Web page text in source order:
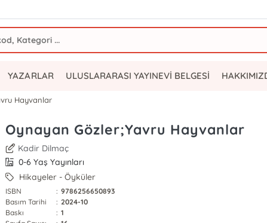
YAZARLAR ULUSLARARASI YAYINEVİ BELGESİ
Hayvanlar
Oynayan Gözler;Yavru Hayvanlar
Kadir Dilmaç
0-6 Yaş Yayınları
Hikayeler - Öyküler
ISBN : 9786256650893
Basım Tarihi
: 2024-10
Baskı
: 1